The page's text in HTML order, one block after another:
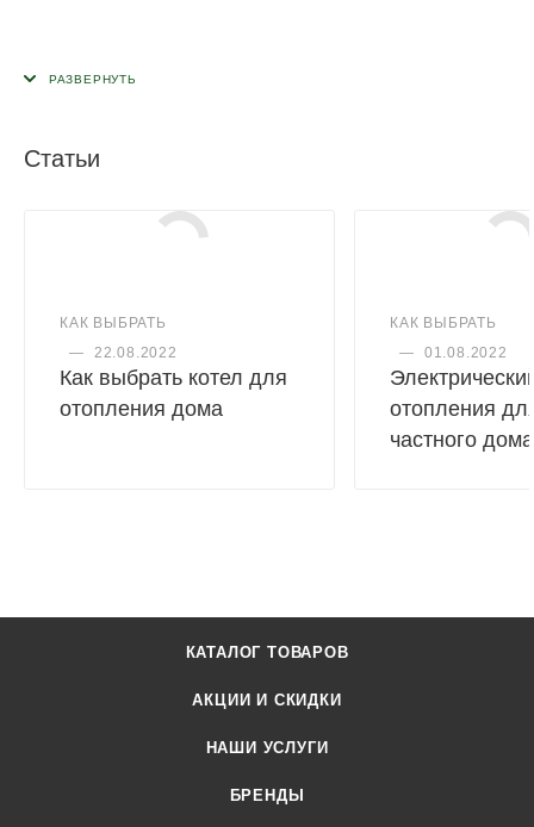
Статьи
КАК ВЫБРАТЬ
—
22.08.2022
Как выбрать котел для
отопления дома
КАК ВЫБРАТЬ
—
01.08.2022
отопления
частного дома
КАТАЛОГ ТОВАРОВ
АКЦИИ И СКИДКИ
НАШИ УСЛУГИ
БРЕНДЫ